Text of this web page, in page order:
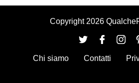
Copyright 2026
Chi siamo Contatti